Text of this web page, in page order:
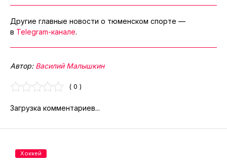
Другие главные новости о тюменском спорте —
в Telegram-канале.
Автор: Василий Малышкин
( 0 )
Загрузка комментариев...
Хоккей